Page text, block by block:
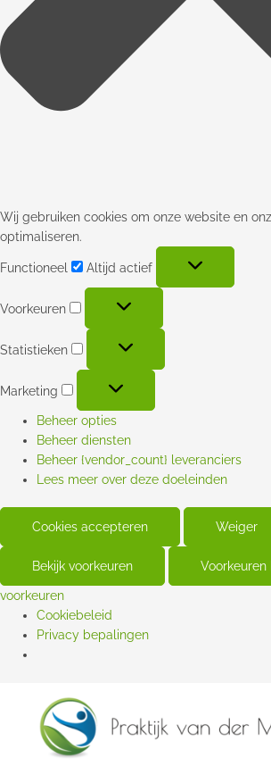
Wij gebruiken cookies om onze website en
optimaliseren.
Functioneel Altijd actief
Voorkeuren
Statistieken
Marketing
Beheer opties
Beheer diensten
Beheer {vendor_count} leveranciers
Lees meer over deze doeleinden
Cookies accepteren Weiger
Bekijk voorkeuren Voorkeuren
voorkeuren
Cookiebeleid
Privacy bepalingen